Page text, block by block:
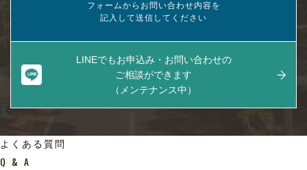
フォームからお問い合わせ内容を
記入して送信してください
LINEでもお申込み・お問い合わせの
ご相談ができます
（メンテナンス中）
よくある質問
Q & A